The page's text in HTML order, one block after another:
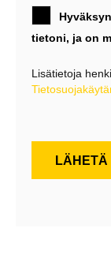
tietoni, ja on
Lisätietoja
LÄHETÄ